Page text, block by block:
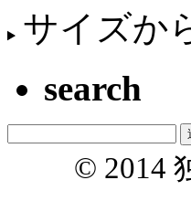
サイズか
search
© 2014